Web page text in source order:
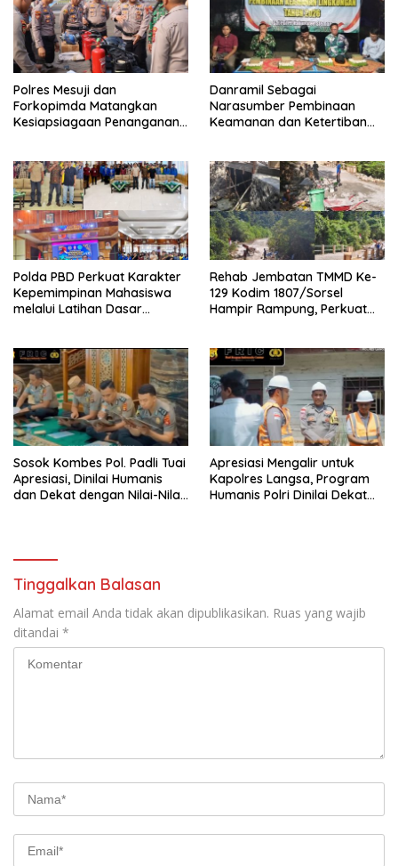
Polres Mesuji dan
Forkopimda Matangkan
Kesiapsiagaan Penanganan
Danramil Sebagai
Narasumber Pembinaan
Keamanan dan Ketertiban
Polda PBD Perkuat Karakter
Kepemimpinan Mahasiswa
melalui Latihan Dasar
Rehab Jembatan TMMD Ke-
129 Kodim 1807/Sorsel
Hampir Rampung, Perkuat
Sesor
Sosok Kombes Pol. Padli Tuai
Apresiasi, Dinilai Humanis
dan Dekat dengan Nilai-Nilai
Apresiasi Mengalir untuk
Kapolres Langsa, Program
Humanis Polri Dinilai Dekat
Tinggalkan Balasan
Alamat email Anda tidak akan dipublikasikan. Ruas yang wajib
ditandai *